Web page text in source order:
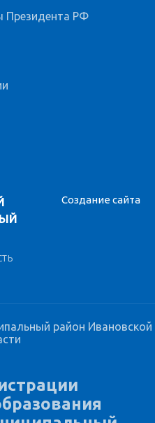
Президента РФ
Создание сайта
район Ивановской